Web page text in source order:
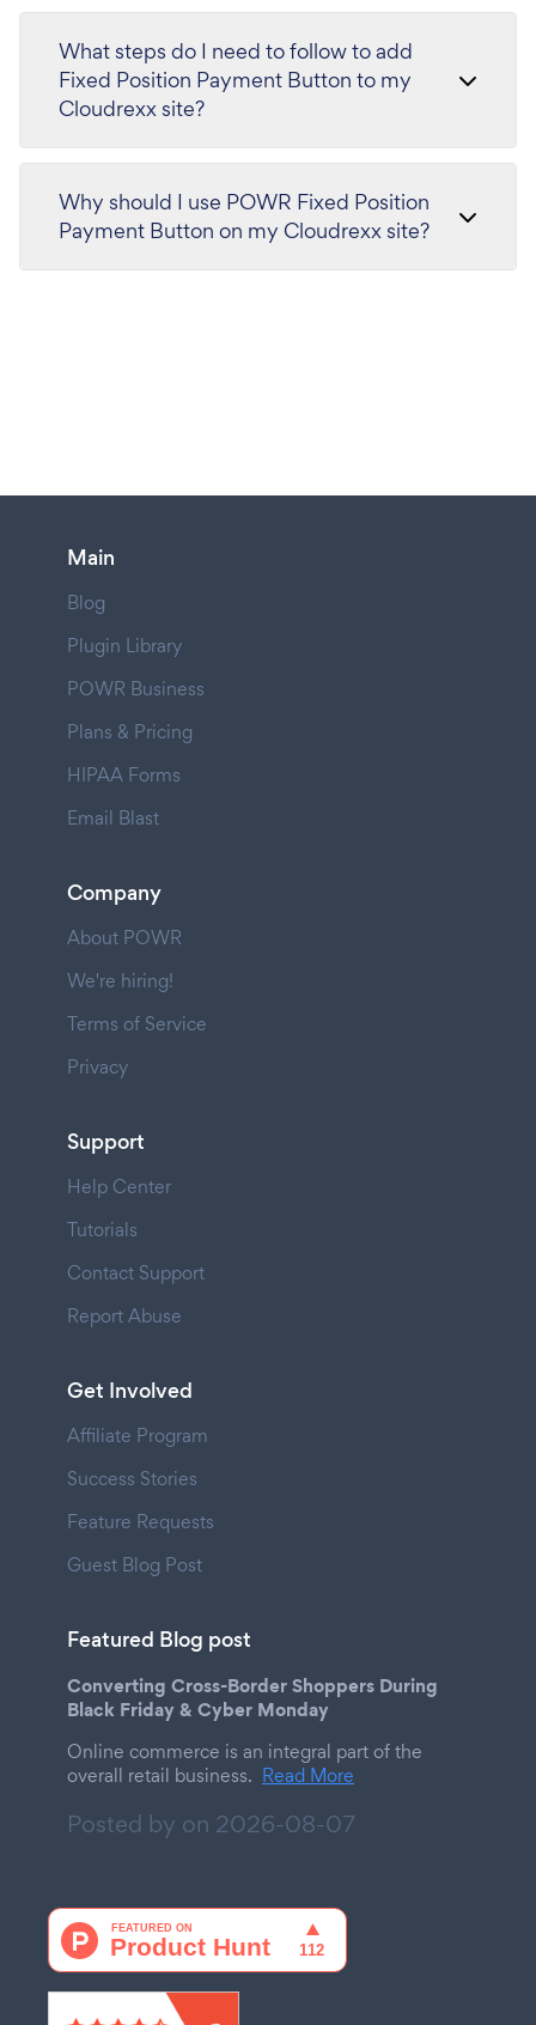
What steps do I need to follow to add
Fixed Position Payment Button to my
Cloudrexx site?
Why should I use POWR Fixed Position
Payment Button on my Cloudrexx site?
Main
Blog
Plugin Library
POWR Business
Plans & Pricing
HIPAA Forms
Email Blast
Company
About POWR
We're hiring!
Terms of Service
Privacy
Support
Help Center
Tutorials
Contact Support
Report Abuse
Get Involved
Affiliate Program
Success Stories
Feature Requests
Guest Blog Post
Featured Blog post
Converting Cross-Border Shoppers During
Black Friday & Cyber Monday
Online commerce is an integral part of the
overall retail business. Read More
Posted by on 2026-08-07